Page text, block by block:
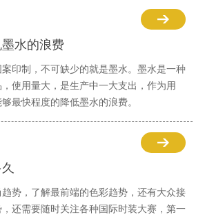
水的浪费
印制，不可缺少的就是墨水。墨水是一种
使用量大，是生产中一大支出，作为用
最快程度的降低墨水的浪费。
势，了解最前端的色彩趋势，还有大众接
还需要随时关注各种国际时装大赛，第一